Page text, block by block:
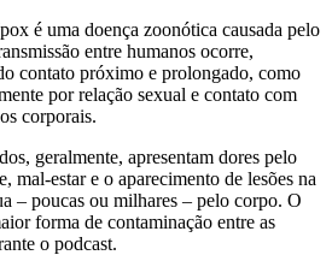
é uma doença zoonótica causada pelo
entre humanos ocorre,
contato próximo e prolongado, como
por relação sexual e contato com
corporais.
geralmente, apresentam dores pelo
mal-estar e o aparecimento de lesões na
– poucas ou milhares – pelo corpo. O
forma de contaminação entre as
o podcast.